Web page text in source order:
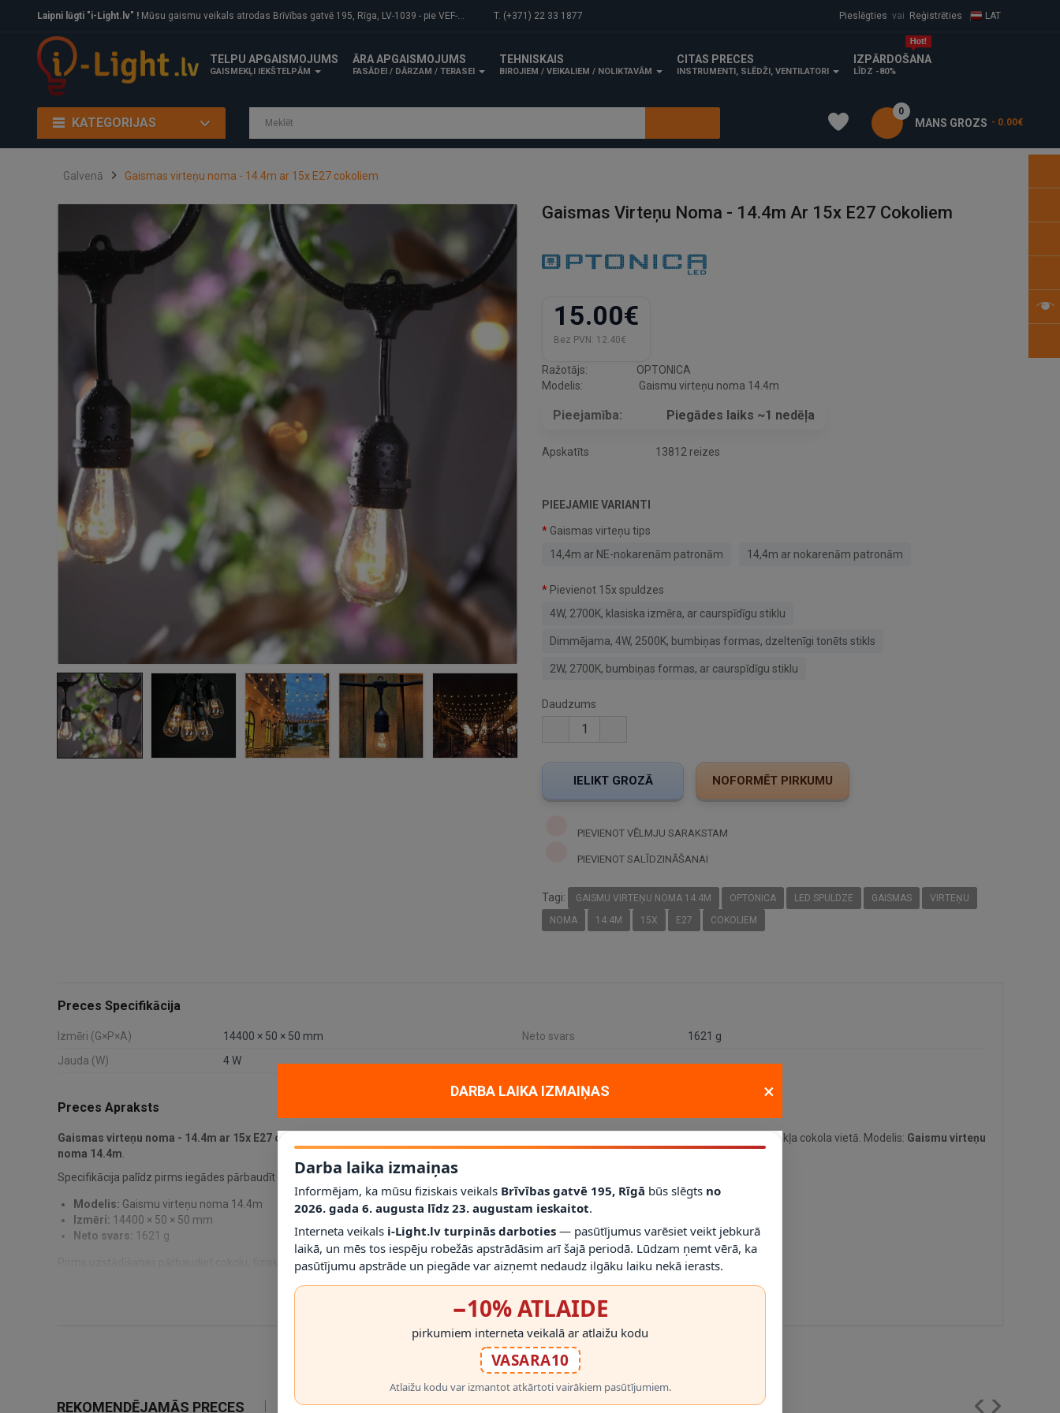
Laipni lūgti "i-Light.lv" ! Mūsu gaismu veikals atrodas Brīvības gatvē 195, Rīga, LV-1039 - pie VEF-Gaisa tilta. T. (+371) 22 33 1877 Pieslēgties vai Reģistrēties LAT
TELPU APGAISMOJUMS
GAISMEKĻI IEKŠTELPĀM
ĀRA APGAISMOJUMS
FASĀDEI / DĀRZAM / TERASEI
TEHNISKAIS
BIROJIEM / VEIKALIEM / NOLIKTAVĀM
CITAS PRECES
INSTRUMENTI, SLĒDŽI, VENTILATORI
IZPĀRDOŠANA
LĪDZ -80%
KATEGORIJAS MANS GROZS
0
- 0.00€
Galvenā Gaismas virteņu noma - 14.4m ar 15x E27 cokoliem
Gaismas Virteņu Noma - 14.4m Ar 15x E27 Cokoliem
15.00€
Bez PVN: 12.40€
Ražotājs:
OPTONICA
Modelis:
Gaismu virteņu noma 14.4m
Pieejamība: Piegādes laiks ~1 nedēļa
Apskatīts 13812 reizes
PIEEJAMIE VARIANTI
Gaismas virteņu tips
14,4m ar NE-nokarenām patronām
14,4m ar nokarenām patronām
Pievienot 15x spuldzes
4W, 2700K, klasiska izmēra, ar caurspīdīgu stiklu
Dimmējama, 4W, 2500K, bumbiņas formas, dzeltenīgi tonēts stikls
2W, 2700K, bumbiņas formas, ar caurspīdīgu stiklu
Daudzums
PIEVIENOT VĒLMJU SARAKSTAM
PIEVIENOT SALĪDZINĀŠANAI
Tagi: GAISMU VIRTEŅU NOMA 14.4M OPTONICA LED SPULDZE GAISMAS
VIRTEŅU
NOMA
14.4M 15X E27 COKOLIEM
Preces Specifikācija
Izmēri (G×P×A) 14400 × 50 × 50 mm Neto svars
1621 g
Jauda (W)
4 W
Preces Apraksts
Gaismas virteņu noma - 14.4m ar 15x E27 cokoliem ir OPTONICA LED spuldze. Produkts paredzēts parastas spuldzes nomaiņai saderīgā gaismekļa cokola vietā. Modelis: Gaismu virteņu
noma 14.4m.
Specifikācija palīdz pirms iegādes pārbaudīt saderību un uzstādīšanas prasības.
Modelis: Gaismu virteņu noma 14.4m
Izmēri: 14400 × 50 × 50 mm
Neto svars: 1621 g
Pirms uzstādīšanas pārbaudiet cokolu, fiziskos izmērus, dimmēšanas atbalstu un gaismas toni.
REKOMENDĒJAMĀS PRECES IETEIKTIE PRODUKTI
DARBA LAIKA IZMAIŅAS ×
Darba laika izmaiņas
Informējam, ka mūsu fiziskais veikals Brīvības gatvē 195, Rīgā būs slēgts no
2026. gada 6. augusta līdz 23. augustam ieskaitot.
Interneta veikals i-Light.lv turpinās darboties — pasūtījumus varēsiet veikt jebkurā
laikā, un mēs tos iespēju robežās apstrādāsim arī šajā periodā. Lūdzam ņemt vērā, ka
pasūtījumu apstrāde un piegāde var aizņemt nedaudz ilgāku laiku nekā ierasts.
−10% ATLAIDE
pirkumiem interneta veikalā ar atlaižu kodu
VASARA10
Atlaižu kodu var izmantot atkārtoti vairākiem pasūtījumiem.